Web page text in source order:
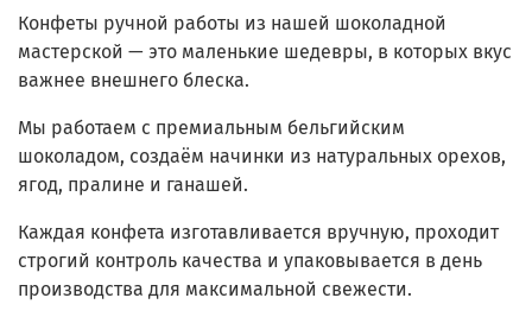
Конфеты ручной работы из нашей шоколадной
мастерской — это маленькие шедевры, в которых вкус
важнее внешнего блеска.
Мы работаем с премиальным бельгийским
шоколадом, создаём начинки из натуральных орехов,
ягод, пралине и ганашей.
Каждая конфета изготавливается вручную, проходит
строгий контроль качества и упаковывается в день
производства для максимальной свежести.